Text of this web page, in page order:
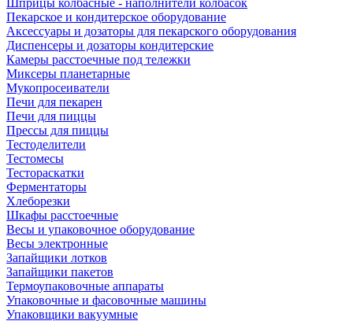
Шприцы колбасные - наполнители колбасок
Пекарское и кондитерское оборудование
Аксессуары и дозаторы для пекарского оборудования
Диспенсеры и дозаторы кондитерские
Камеры расстоечные под тележки
Миксеры планетарные
Мукопросеиватели
Печи для пекарен
Печи для пиццы
Прессы для пиццы
Тестоделители
Тестомесы
Тестораскатки
Ферментаторы
Хлеборезки
Шкафы расстоечные
Весы и упаковочное оборудование
Весы электронные
Запайщики лотков
Запайщики пакетов
Термоупаковочные аппараты
Упаковочные и фасовочные машины
Упаковщики вакуумные